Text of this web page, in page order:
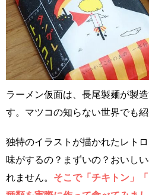
ラーメン仮面は、長尾製麺が製
す。マツコの知らない世界でも紹
独特のイラストが描かれたレト
味がするの？まずいの？おいし
れません。 そこで「チキトン」